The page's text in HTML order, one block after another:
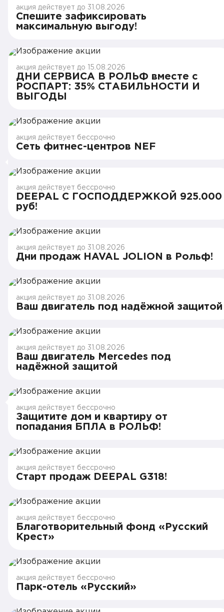
акция действует до 31.08.2026
Спешите зафиксировать
максимальную выгоду!
акция действует до 15.08.2026
ДНИ СЕРВИСА В РОЛЬФ вместе с
РОСПАРТ: 35% СТАБИЛЬНОСТИ И
ВЫГОДЫ
акция действует бессрочно
Сеть фитнес-центров NEF
акция действует бессрочно
DEEPAL С ГОСПОДДЕРЖКОЙ 925.000
руб!
акция действует до 31.08.2026
Дни продаж HAVAL JOLION в Рольф!
акция действует до 31.08.2026
Ваш двигатель под надёжной защитой
акция действует до 31.08.2026
Ваш двигатель Mercedes под
надёжной защитой
акция действует бессрочно
Защитите дом и квартиру от
попадания БПЛА в РОЛЬФ!
акция действует бессрочно
Старт продаж DEEPAL G318!
акция действует бессрочно
Благотворительный фонд «Русский
Крест»
акция действует бессрочно
Парк-отель «Русский»